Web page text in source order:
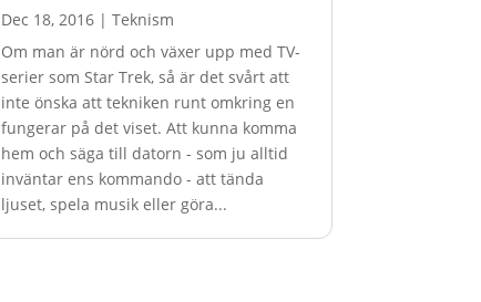
Dec 18, 2016| Teknism
Om man är nörd och växer upp med TV-
serier som Star Trek, så är det svårt att
inte önska att tekniken runt omkring en
fungerar på det viset. Att kunna komma
hem och säga till datorn - som ju alltid
inväntar ens kommando - att tända
ljuset, spela musik eller göra...